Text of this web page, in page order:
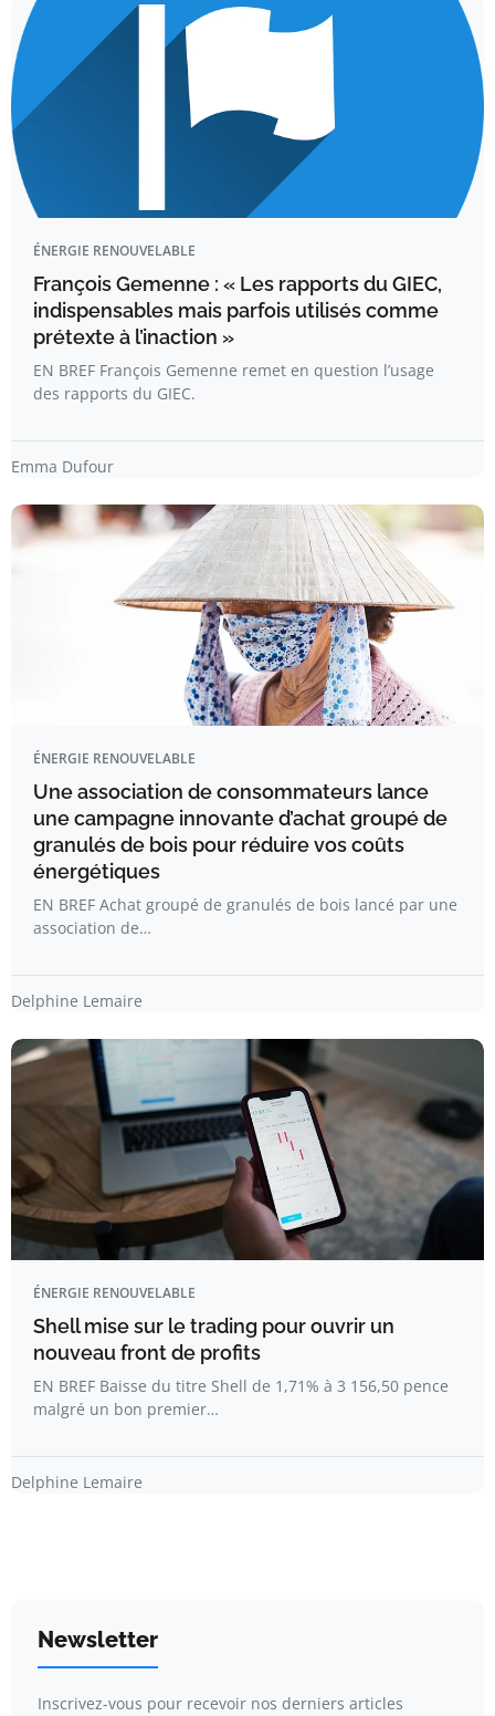
ÉNERGIE RENOUVELABLE
François Gemenne : « Les rapports du GIEC,
indispensables mais parfois utilisés comme
prétexte à l’inaction »
EN BREF François Gemenne remet en question l’usage
des rapports du GIEC.
Emma Dufour
ÉNERGIE RENOUVELABLE
Une association de consommateurs lance
une campagne innovante d’achat groupé de
granulés de bois pour réduire vos coûts
énergétiques
EN BREF Achat groupé de granulés de bois lancé par une
association de…
Delphine Lemaire
ÉNERGIE RENOUVELABLE
Shell mise sur le trading pour ouvrir un
nouveau front de profits
EN BREF Baisse du titre Shell de 1,71% à 3 156,50 pence
malgré un bon premier…
Delphine Lemaire
Newsletter
Inscrivez-vous pour recevoir nos derniers articles